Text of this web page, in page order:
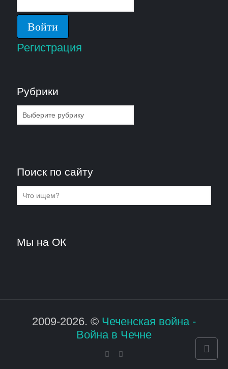
Регистрация
Рубрики
Рубрики
Поиск по сайту
Мы на ОК
2009-2026. © Чеченская война -
Война в Чечне